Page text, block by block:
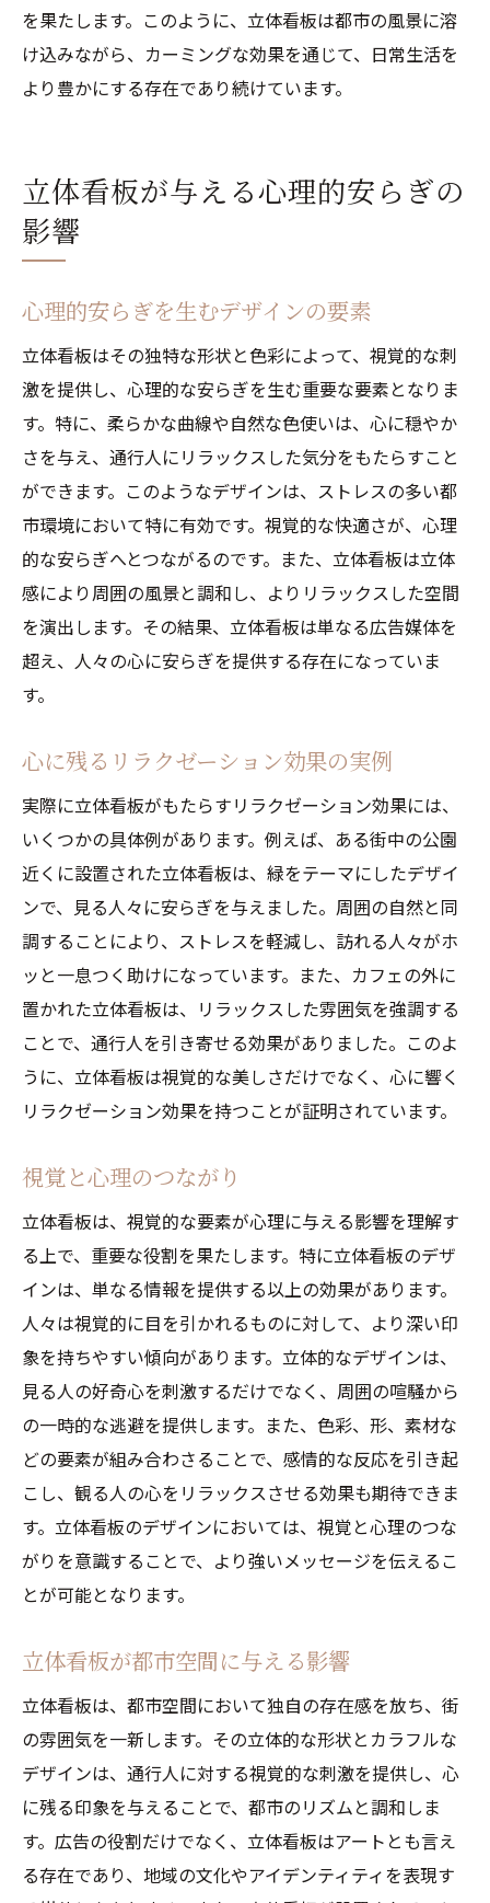
を果たします。このように、立体看板は都市の風景に溶
け込みながら、カーミングな効果を通じて、日常生活を
より豊かにする存在であり続けています。
立体看板が与える心理的安らぎの
影響
心理的安らぎを生むデザインの要素
立体看板はその独特な形状と色彩によって、視覚的な刺
激を提供し、心理的な安らぎを生む重要な要素となりま
す。特に、柔らかな曲線や自然な色使いは、心に穏やか
さを与え、通行人にリラックスした気分をもたらすこと
ができます。このようなデザインは、ストレスの多い都
市環境において特に有効です。視覚的な快適さが、心理
的な安らぎへとつながるのです。また、立体看板は立体
感により周囲の風景と調和し、よりリラックスした空間
を演出します。その結果、立体看板は単なる広告媒体を
超え、人々の心に安らぎを提供する存在になっていま
す。
心に残るリラクゼーション効果の実例
実際に立体看板がもたらすリラクゼーション効果には、
いくつかの具体例があります。例えば、ある街中の公園
近くに設置された立体看板は、緑をテーマにしたデザイ
ンで、見る人々に安らぎを与えました。周囲の自然と同
調することにより、ストレスを軽減し、訪れる人々がホ
ッと一息つく助けになっています。また、カフェの外に
置かれた立体看板は、リラックスした雰囲気を強調する
ことで、通行人を引き寄せる効果がありました。このよ
うに、立体看板は視覚的な美しさだけでなく、心に響く
リラクゼーション効果を持つことが証明されています。
視覚と心理のつながり
立体看板は、視覚的な要素が心理に与える影響を理解す
る上で、重要な役割を果たします。特に立体看板のデザ
インは、単なる情報を提供する以上の効果があります。
人々は視覚的に目を引かれるものに対して、より深い印
象を持ちやすい傾向があります。立体的なデザインは、
見る人の好奇心を刺激するだけでなく、周囲の喧騒から
の一時的な逃避を提供します。また、色彩、形、素材な
どの要素が組み合わさることで、感情的な反応を引き起
こし、観る人の心をリラックスさせる効果も期待できま
す。立体看板のデザインにおいては、視覚と心理のつな
がりを意識することで、より強いメッセージを伝えるこ
とが可能となります。
立体看板が都市空間に与える影響
立体看板は、都市空間において独自の存在感を放ち、街
の雰囲気を一新します。その立体的な形状とカラフルな
デザインは、通行人に対する視覚的な刺激を提供し、心
に残る印象を与えることで、都市のリズムと調和しま
す。広告の役割だけでなく、立体看板はアートとも言え
る存在であり、地域の文化やアイデンティティを表現す